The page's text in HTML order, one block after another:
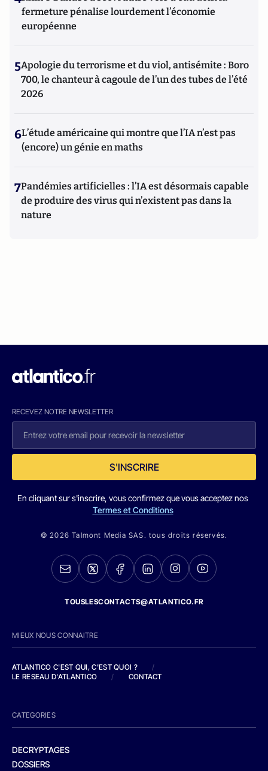
fermeture pénalise lourdement l’économie
européenne
5Apologie du terrorisme et du viol, antisémite : Boro
700, le chanteur à cagoule de l’un des tubes de l’été
2026
6L’étude américaine qui montre que l’IA n’est pas
(encore) un génie en maths
7Pandémies artificielles : l’IA est désormais capable
de produire des virus qui n’existent pas dans la
nature
RECEVEZ NOTRE NEWSLETTER
S'INSCRIRE
En cliquant sur s'inscrire, vous confirmez que vous acceptez nos
Termes et Conditions
© 2026 Talmont Media SAS. tous droits réservés.
TOUSLESCONTACTS@ATLANTICO.FR
MIEUX NOUS CONNAITRE
ATLANTICO C'EST QUI, C'EST QUOI ?
/
LE RESEAU D'ATLANTICO
/ CONTACT
CATEGORIES
DECRYPTAGES
DOSSIERS